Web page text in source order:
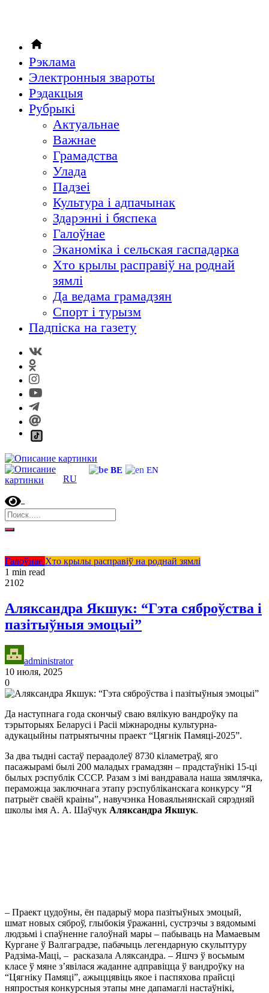
Рэклама
Электронныя звароты
Рэдакцыя
Рубрыкi
Актуальнае
Важнае
Грамадства
Улада
Падзеі
Культура і адпачынак
Здарэнні і бяспека
Галоўнае
Эканоміка і сельская гаспадарка
Хто крылы расправіў на роднай
зямлі
Да ведама грамадзян
Спорт і турызм
Падпіска на газету
RU
BE EN
Галоўнае Хто крылы расправіў на роднай зямлі
1 min read
2102
Аляксандра Якшук: “Гэта сяброўства і
пазітыўныя эмоцыі”
administrator
10 июля, 2025
0
Да наступнага года скончыў сваю вялікую вандроўку па
тэрыторыях Беларусі і Расіі міжнародны культурна-
адукацыйны патрыятычны праект “Цягнік Памяці-2025”.
За два тыдні састаў пераадолеў 8730 кіламетраў, яго
пасажырамі былі 200 маладых грамадзян – прадстаўнікі 15-ці
былых рэспублік СССР. Разам з імі вандравала наша зямлячка,
пераможца заключнага этапу рэспубліканскага конкурсу “Я
патрыёт сваёй краіны”, навучэнка Новаяльнянскай сярэдняй
школы імя А. А. Шаўчук Аляксандра Якшук.
– Праект цудоўны, ён падарыў мора пазітыўных эмоцый,
шмат новых сяброў, глыбокія ўражанні, сустрэчы з вядомымі
людзьмі і спаўненне галоўнай мары – пабываць на Мамаевым
Кургане ў Валгаградзе, пабачыць легендарную скульптуру
Радзіма-Маці, – расказала Аляксандра. – Яшчэ ў восьмым
класе ў мяне з’явілася жаданне адправіцца ў вандроўку на
“Цягніку Памяці”, ажыццявіць якое і паспяхова прайсці
няпростыя конкурсныя этапы мне дапамаглі настаўнікі,